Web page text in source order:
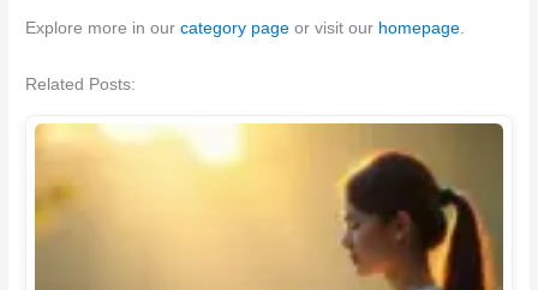
Explore more in ourcategory page or visit our homepage.
Related Posts: